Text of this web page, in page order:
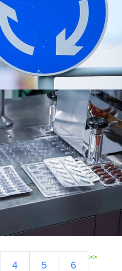
Pembungkusan
komposisinya, Hartanah,
proses pengeluaran, dan
alam sekitar.
4 5 6
>>